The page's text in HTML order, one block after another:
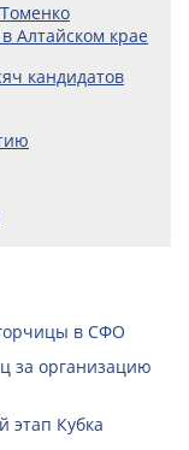
Алтайском крае
кандидатов
в СФО
за организацию
этап Кубка